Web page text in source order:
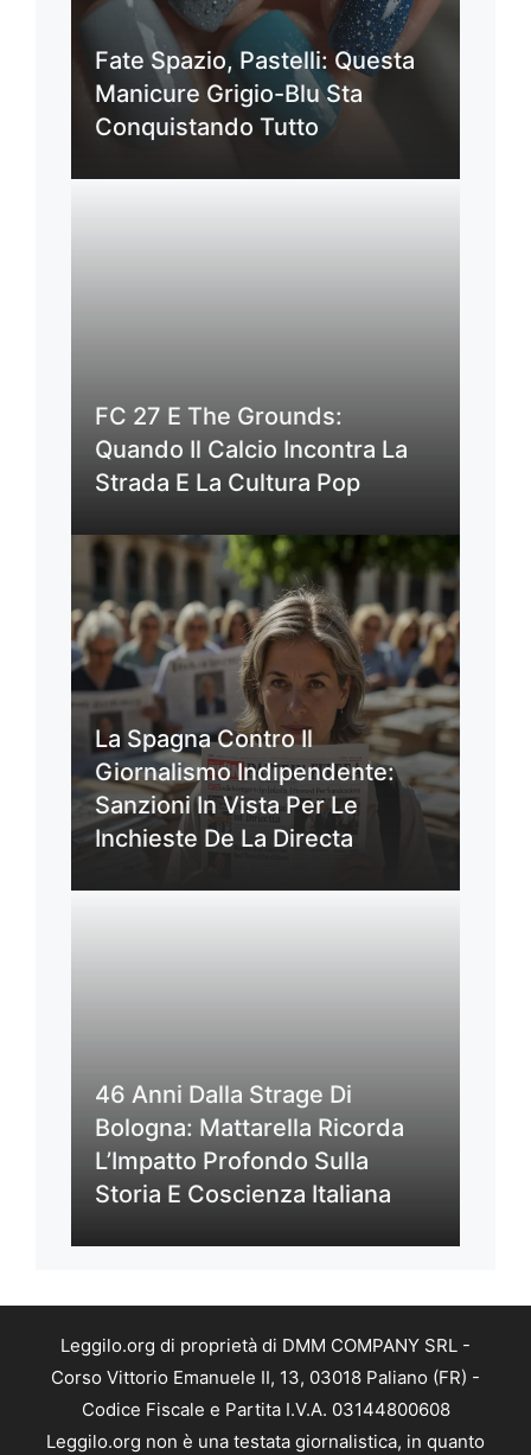
Fate Spazio, Pastelli: Questa
Manicure Grigio-Blu Sta
Conquistando Tutto
FC 27 E The Grounds:
Quando Il Calcio Incontra La
Strada E La Cultura Pop
La Spagna Contro Il
Giornalismo Indipendente:
Sanzioni In Vista Per Le
Inchieste De La Directa
46 Anni Dalla Strage Di
Bologna: Mattarella Ricorda
L’Impatto Profondo Sulla
Storia E Coscienza Italiana
Leggilo.org di proprietà di DMM COMPANY SRL -
Corso Vittorio Emanuele II, 13, 03018 Paliano (FR) -
Codice Fiscale e Partita I.V.A. 03144800608
Leggilo.org non è una testata giornalistica, in quanto